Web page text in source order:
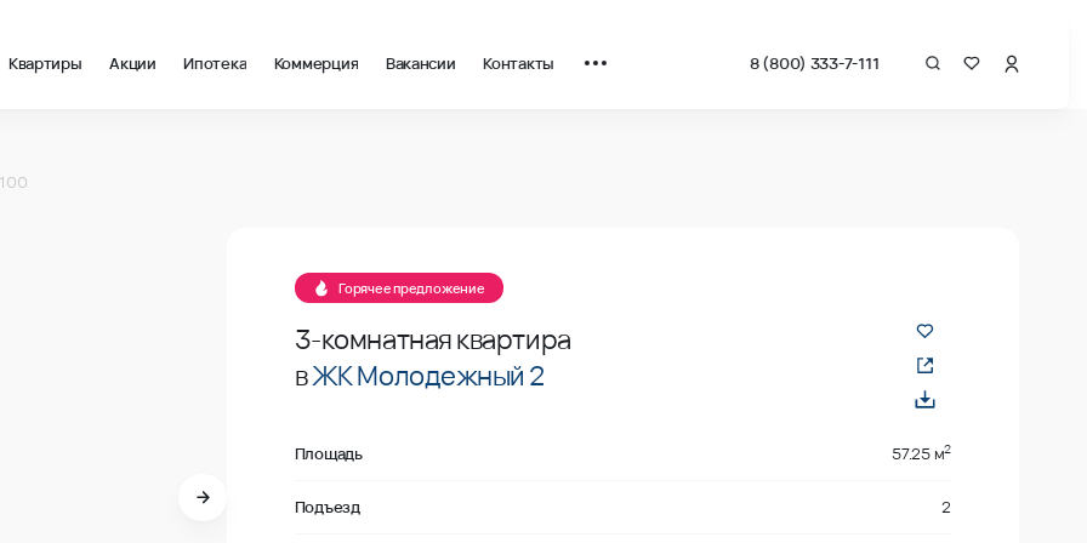
Квартиры Акции Ипотека Коммерция Вакансии Контакты 8 (800) 333-7-111
Горячее предложение
3-комнатная квартира
вЖК Молодежный 2
Площадь 57.25 м2
Подъезд 2